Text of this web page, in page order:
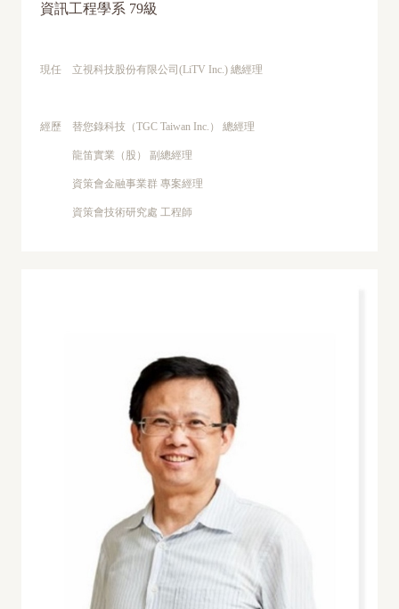
資訊工程學系 79級
現任 立視科技股份有限公司(LiTV Inc.) 總經理
經歷 替您錄科技（TGC Taiwan Inc.） 總經理
龍笛實業（股） 副總經理
資策會金融事業群 專案經理
資策會技術研究處 工程師